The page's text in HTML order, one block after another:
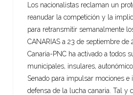
Los nacionalistas reclaman un
reanudar la competición y la
para retransmitir semanalmente
CANARIAS a 23 de septiembre
Canaria-PNC ha activado a todos
municipales, insulares,
Senado para impulsar mociones e
defensa de la lucha canaria. Tal y